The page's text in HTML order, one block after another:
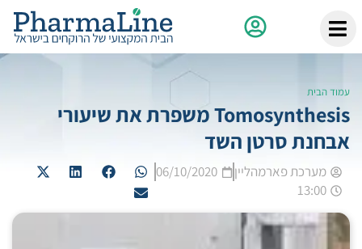
עמוד הבית
Tomosynthesis משפרת את שיעורי
אבחנת סרטן השד
מערכת פארמהליין
06/10/2020
13:00